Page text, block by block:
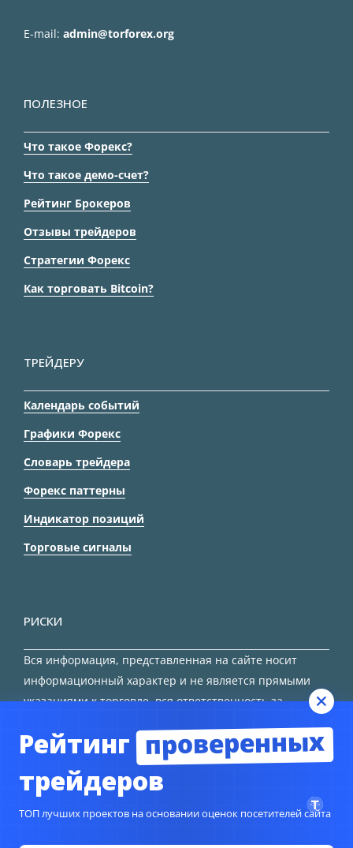
E-mail: admin@torforex.org
ПОЛЕЗНОЕ
Что такое Форекс?
Что такое демо-счет?
Рейтинг Брокеров
Отзывы трейдеров
Стратегии Форекс
Как торговать Bitcoin?
ТРЕЙДЕРУ
Календарь событий
Графики Форекс
Словарь трейдера
Форекс паттерны
Индикатор позиций
Торговые сигналы
РИСКИ
Вся информация, представленная на сайте носит
информационный характер и не является прямыми
указаниями к торговле, вся ответственность за
Рейтинг проверенных
трейдеров
ТОП лучших проектов на основании оценок посетителей сайта